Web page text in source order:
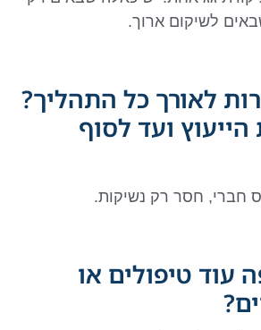
לשיקום ארוך.
לאורך כל התהליך?
ועד לסוף
חברי, חסר רק נשיקות.
עוד טיפולים או